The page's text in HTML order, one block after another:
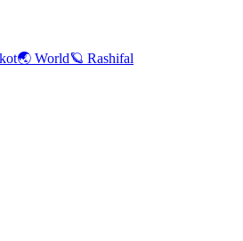
🌏 World🪐 Rashifal